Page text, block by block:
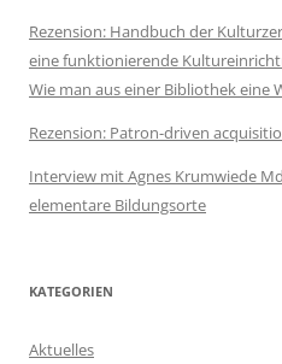
Rezension: Handbuch der
eine funktionierende
Wie man aus einer Bibliothek eine
Rezension: Patron-driven
Interview mit Agnes Krumwiede
elementare Bildungsorte
KATEGORIEN
Aktuelles